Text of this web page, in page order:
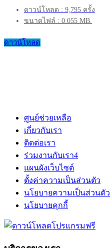
ดาวน์โหลด : 9,795 ครั้ง
ขนาดไฟล์ : 0.055 MB.
ดาวน์โหลด
ศูนย์ช่วยเหลือ
เกี่ยวกับเรา
ติดต่อเรา
ร่วมงานกับเรา4
แผนผังเว็บไซต์
ตั้งค่าความเป็นส่วนตัว
นโยบายความเป็นส่วนตัว
นโยบายคุกกี้